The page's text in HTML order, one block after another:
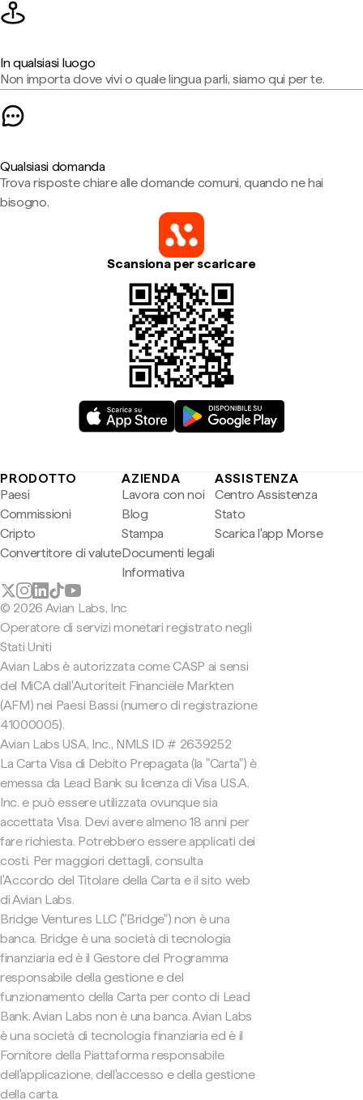
In qualsiasi luogo
Non importa dove vivi o quale lingua parli, siamo qui per te.
Qualsiasi domanda
Trova risposte chiare alle domande comuni, quando ne hai
bisogno.
Scansiona per scaricare
PRODOTTO
Paesi
Commissioni
Cripto
Convertitore di valute
AZIENDA
Lavora con noi
Blog
Stampa
Documenti legali
Informativa
ASSISTENZA
Centro Assistenza
Stato
Scarica l'app Morse
© 2026 Avian Labs, Inc
Operatore di servizi monetari registrato negli
Stati Uniti
Avian Labs è autorizzata come CASP ai sensi
del MiCA dall'Autoriteit Financiële Markten
(AFM) nei Paesi Bassi (numero di registrazione
41000005).
Avian Labs USA, Inc., NMLS ID # 2639252
La Carta Visa di Debito Prepagata (la "Carta") è
emessa da Lead Bank su licenza di Visa U.S.A.
Inc. e può essere utilizzata ovunque sia
accettata Visa. Devi avere almeno 18 anni per
fare richiesta. Potrebbero essere applicati dei
costi. Per maggiori dettagli, consulta
l'Accordo del Titolare della Carta e il sito web
di Avian Labs.
Bridge Ventures LLC ("Bridge") non è una
banca. Bridge è una società di tecnologia
finanziaria ed è il Gestore del Programma
responsabile della gestione e del
funzionamento della Carta per conto di Lead
Bank. Avian Labs non è una banca. Avian Labs
è una società di tecnologia finanziaria ed è il
Fornitore della Piattaforma responsabile
dell'applicazione, dell'accesso e della gestione
della carta.